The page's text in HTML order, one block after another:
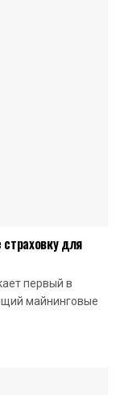
для
первый в
майнинговые